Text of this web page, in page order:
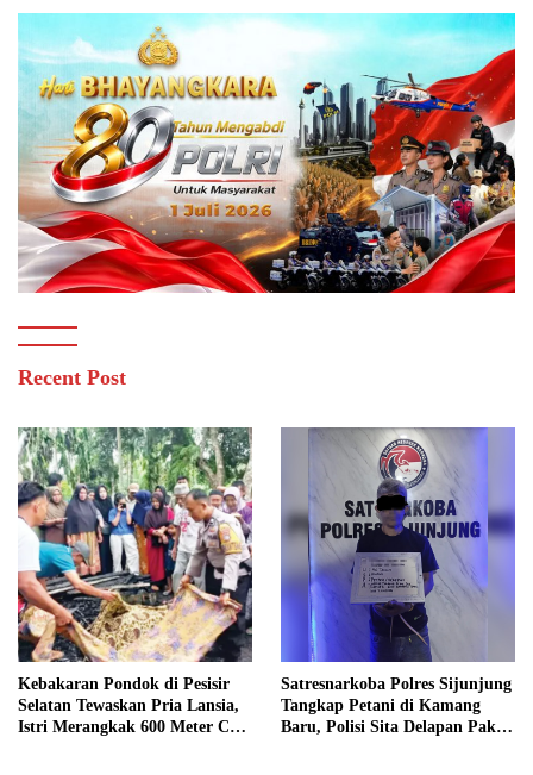
Recent Post
Kebakaran Pondok di Pesisir
Selatan Tewaskan Pria Lansia,
Istri Merangkak 600 Meter Cari
Satresnarkoba Polres Sijunjung
Tangkap Petani di Kamang
Baru, Polisi Sita Delapan Paket